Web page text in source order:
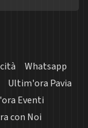
Whatsapp
Ultim'ora Pavia
Eventi
con Noi